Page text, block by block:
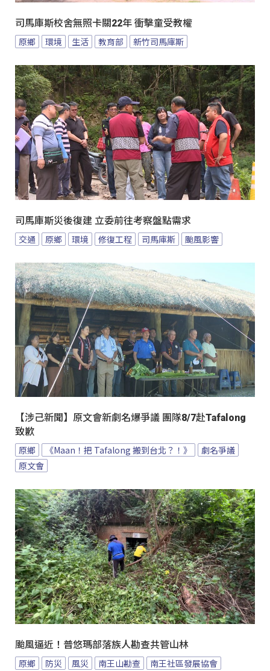
司馬庫斯校舍無照卡關22年 衝擊童受教權
原鄉 環境 生活 教育部 新竹司馬庫斯
司馬庫斯災後復建 立委前往考察盤點需求
交通 原鄉 環境 修復工程 司馬庫斯 颱風影響
【涉己新聞】原文會新劇名爆爭議 團隊8/7赴Tafalong
致歉
原鄉 《Maan！把 Tafalong 搬到台北？！》
劇名爭議
原文會
颱風逼近！普悠瑪部落族人勘查共管山林
原鄉 防災 風災 南王山勘查
南王社區發展協會